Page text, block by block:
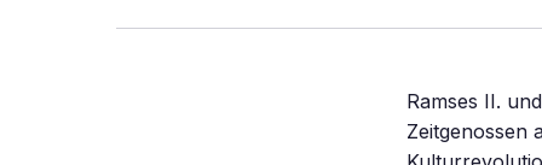
Ramses II. und Echnaton – zwei Pharaonen veränderten die Welt. Echnaton, von seinen Zeitgenossen als religiöser Träumer verabscheut, jagte das alte Ägypten in eine Kulturrevolution ohne Beispiel. Ausgerechnet Ramses, der erste Realpolitiker, vollendete sie. So begann vor Tausenden von Jahren der Einstieg in die Moderne. Ein starkes Stück: „Ramses II. ist der politische Vollender Echnatons”, sagt, ohne mit der Wimper zu zucken, Dr. Arne Eggebrecht. Die These des Ägyptologen ist umstürzlerisch: Ramses der Große und Echnaton der Ketzer – zwei zusammengehörige Seiten im ägyptischen Geschichtsbuch? Mehr als nur das, meint der scheidende Direktor des Roemer- und Pelizaeusmuseums in Hildesheim: „Hier wurde ein völlig neues Menschenbild entworfen. Das war der Einstieg in die Moderne.” Bei solchen Sätzen wird so mancher Ägyptologe zusammenzucken. Aber Eggebrecht bekommt Schützenhilfe von seinem Kollegen Prof. Dietrich Wildung, dem Herren über alles Museal-Ägyptische in Berlin, und dessen Frau Sylvia Schoske, der Hüterin der ägyptischen Schätze in München. Beide proklamieren schon für die Zeit um 2000 v. Chr. „die Geburt des Individuums” im Pharaonenreich: „Das menschliche Individuum begreift sich selbst als verantwortliches Wesen und versteht sich damit als Entscheidungsträger in historischen Abläufen.” Entsteht hier ein neues Bild vom alten Ägypten? Ramses II. (Regierungszeit 1298 bis 1235 v. Chr.) wird bislang hauptsächlich im Glanz seiner gigantomanischen Bauwerke in Abu Simbel, des Karnak-Tempels und der Theben-Kultstätten gesehen. Er